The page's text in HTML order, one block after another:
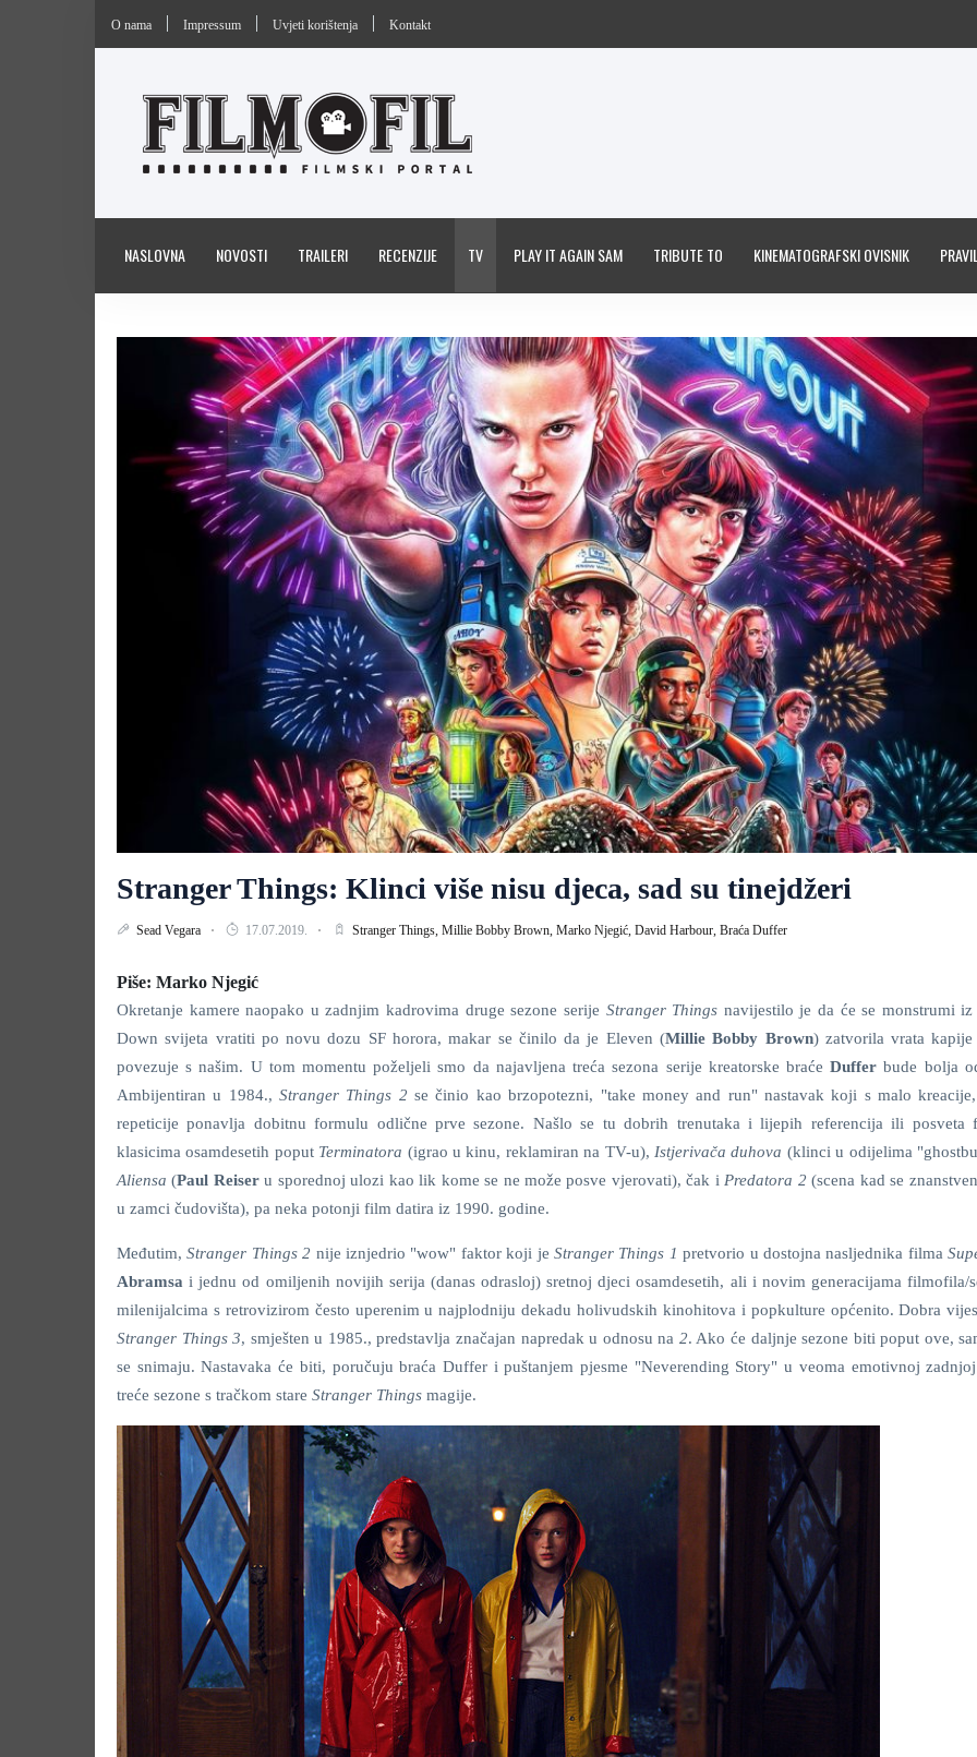
O nama Impressum Uvjeti korištenja Kontakt
NASLOVNA NOVOSTI TRAILERI RECENZIJE TV PLAY IT AGAIN SAM TRIBUTE TO KINEMATOGRAFSKI OVISNIK
Stranger Things: Klinci više nisu djeca, sad su tinejdžeri
Sead Vegara 17.07.2019. Stranger Things, Millie Bobby Brown, Marko Njegić, David Harbour, Braća Duffer
Piše: Marko Njegić
Okretanje kamere naopako u zadnjim kadrovima druge sezone serije Stranger Things navijestilo je da će se monstrumi iz
Down svijeta vratiti po novu dozu SF horora, makar se činilo da je Eleven (Millie Bobby Brown) zatvorila vrata
povezuje s našim. U tom momentu poželjeli smo da najavljena treća sezona serije kreatorske braće Dufferbude bolja
Ambijentiran u 1984.,Stranger Things 2 se činio kao brzopotezni, "take money and run" nastavak koji s malo
repeticije ponavlja dobitnu formulu odlične prve sezone. Našlo se tu dobrih trenutaka i lijepih referencija ili posveta
klasicima osamdesetih poput Terminatora (igrao u kinu, reklamiran na TV-u), Istjerivača duhova (klinci u odijelima
Aliensa (Paul Reiseru sporednoj ulozi kao lik kome se ne može posve vjerovati), čak i Predatora 2 (scena kad se
u zamci čudovišta), pa neka potonji film datira iz 1990. godine.
Međutim,Stranger Things 2 nije iznjedrio "wow" faktor koji jeStranger Things 1 pretvorio u dostojna nasljednika filma
Abramsa i jednu od omiljenih novijih serija (danas odrasloj) sretnoj djeci osamdesetih, ali i novim generacijama filmofila/
milenijalcima s retrovizirom često uperenim u najplodniju dekadu holivudskih kinohitova i popkulture općenito. Dobra
Stranger Things 3, smješten u 1985., predstavlja značajan napredak u odnosu na 2. Ako će daljnje sezone biti poput ove,
se snimaju. Nastavaka će biti, poručuju braća Duffer i puštanjem pjesme "Neverending Story" u veoma emotivnoj
treće sezone s tračkom stare Stranger Things magije.